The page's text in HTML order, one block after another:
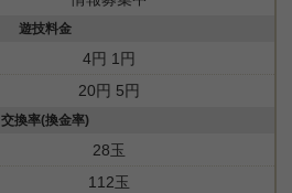
遊技料金
4円 1円
20円 5円
交換率(換金率)
28玉
112玉